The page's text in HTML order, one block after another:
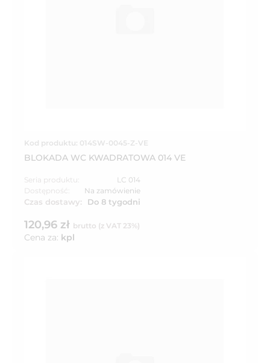
Kod produktu: 014SW-0045-Z-VE
BLOKADA WC KWADRATOWA 014 VE
Seria produktu:
LC 014
Dostępność:
Na zamówienie
Czas dostawy: Do 8 tygodni
120,96 zł brutto (z VAT 23%)
Cena za: kpl